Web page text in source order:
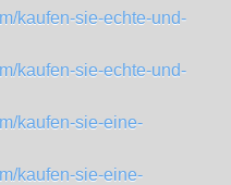
kaufen-sie-echte-und-
kaufen-sie-echte-und-
kaufen-sie-eine-
kaufen-sie-eine-